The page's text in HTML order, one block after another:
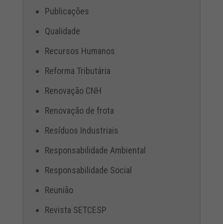
Publicações
Qualidade
Recursos Humanos
Reforma Tributária
Renovação CNH
Renovação de frota
Resíduos Industriais
Responsabilidade Ambiental
Responsabilidade Social
Reunião
Revista SETCESP